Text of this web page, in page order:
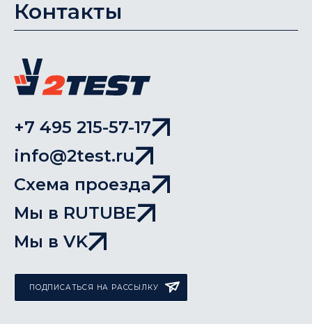
Контакты
+7 495 215-57-17
info@2test.ru
Схема проезда
Мы в RUTUBE
Мы в VK
ПОДПИСАТЬСЯ НА РАССЫЛКУ